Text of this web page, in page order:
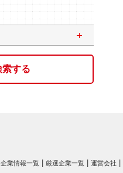
企業情報一覧 厳選企業一覧 運営会社